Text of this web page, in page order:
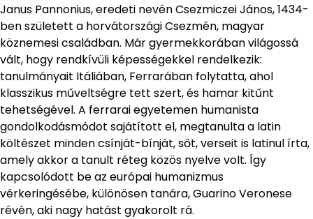
Janus Pannonius, eredeti nevén Csezmiczei János, 1434-
ben született a horvátországi Csezmén, magyar
köznemesi családban. Már gyermekkorában világossá
vált, hogy rendkívüli képességekkel rendelkezik:
tanulmányait Itáliában, Ferrarában folytatta, ahol
klasszikus műveltségre tett szert, és hamar kitűnt
tehetségével. A ferrarai egyetemen humanista
gondolkodásmódot sajátított el, megtanulta a latin
költészet minden csínját-bínját, sőt, verseit is latinul írta,
amely akkor a tanult réteg közös nyelve volt. Így
kapcsolódott be az európai humanizmus
vérkeringésébe, különösen tanára, Guarino Veronese
révén, aki nagy hatást gyakorolt rá.